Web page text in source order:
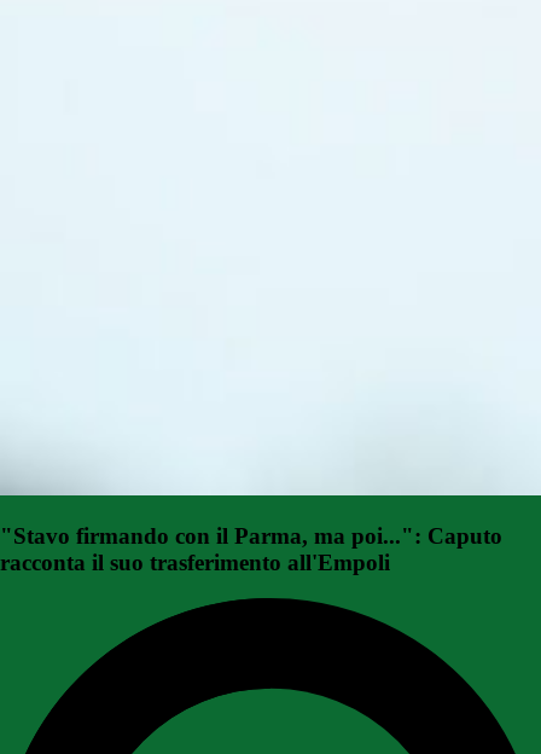
"Stavo firmando con il Parma, ma poi...": Caputo
racconta il suo trasferimento all'Empoli